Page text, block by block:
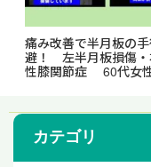
痛み改善で半月板の
避！ 左半月板損傷・
性膝関節症 60代女
カテゴリ